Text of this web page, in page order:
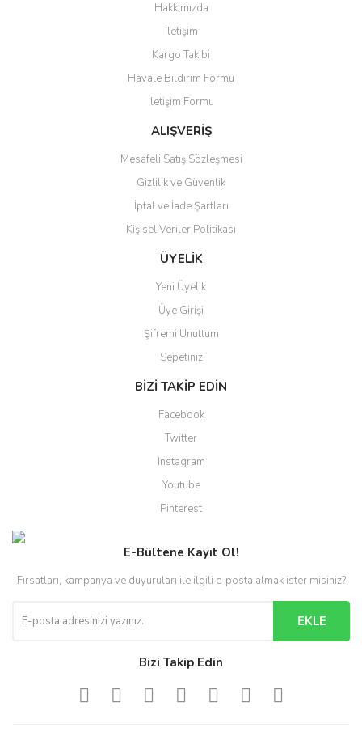
Yorum Yaz
Ürün resmi kalitesiz, bozuk veya görüntülenemiyor.
Ürün açıklamasında eksik bilgiler bulunuyor.
Ürün bilgilerinde hatalar bulunuyor.
Ürün fiyatı diğer sitelerden daha pahalı.
Bu ürüne benzer farklı alternatifler olmalı.
Gönder
Hakkımızda
İletişim
Kargo Takibi
Havale Bildirim Formu
İletişim Formu
ALIŞVERİŞ
Mesafeli Satış Sözleşmesi
Gizlilik ve Güvenlik
İptal ve İade Şartları
Kişisel Veriler Politikası
ÜYELİK
Yeni Üyelik
Üye Girişi
Şifremi Unuttum
Sepetiniz
BİZİ TAKİP EDİN
Facebook
Twitter
Instagram
Youtube
Pinterest
E-Bültene Kayıt Ol!
Fırsatları, kampanya ve duyuruları ile ilgili e-posta almak ister misiniz?
EKLE
Bizi Takip Edin